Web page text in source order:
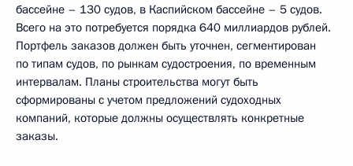
бассейне – 130 судов, в Каспийском бассейне – 5 судов.
Всего на это потребуется порядка 640 миллиардов рублей.
Портфель заказов должен быть уточнен, сегментирован
по типам судов, по рынкам судостроения, по временным
интервалам. Планы строительства могут быть
сформированы с учетом предложений судоходных
компаний, которые должны осуществлять конкретные
заказы.